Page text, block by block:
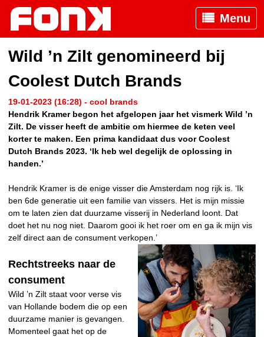
Menu
Wild ’n Zilt genomineerd bij
Coolest Dutch Brands
19-01-2023 (16:28) - cool brands
Hendrik Kramer begon het afgelopen jaar het vismerk Wild ’n
Zilt. De visser heeft de ambitie om hiermee de keten veel
korter te maken. Een prima kandidaat dus voor Coolest
Dutch Brands 2023. ‘Ik heb wel degelijk de oplossing in
handen.’
Hendrik Kramer is de enige visser die Amsterdam nog rijk is. ‘Ik
ben 6de generatie uit een familie van vissers. Het is mijn missie
om te laten zien dat duurzame visserij in Nederland loont. Dat
doet het nu nog niet. Daarom gooi ik het roer om en ga ik mijn vis
zelf direct aan de consument verkopen.’
Rechtstreeks naar de
consument
Wild ’n Zilt staat voor verse vis
van Hollande bodem die op een
duurzame manier is gevangen.
Momenteel gaat het op de